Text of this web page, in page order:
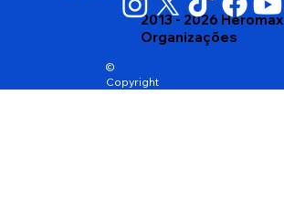
©
Copyright
2013 - 2026 Heromax
Organizações